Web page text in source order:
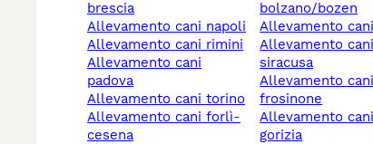
brescia
allevamento cani napoli
allevamento cani rimini
allevamento cani
padova
allevamento cani torino
allevamento cani forlì-
cesena
bolzano/bozen
allevamento
allevamento cani
siracusa
allevamento cani alatri
frosinone
allevamento cani
gorizia